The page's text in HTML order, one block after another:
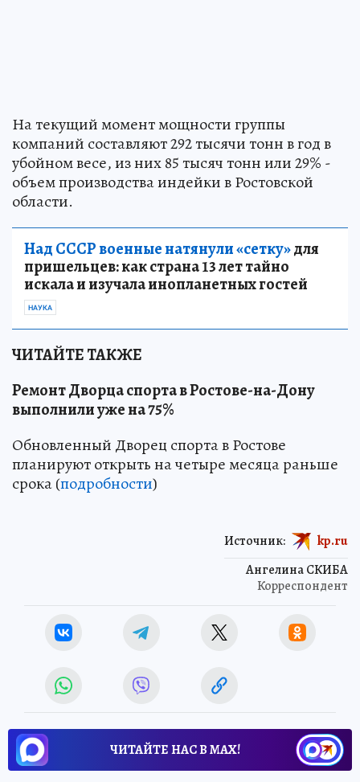
На текущий момент мощности группы
компаний составляют 292 тысячи тонн в год в
убойном весе, из них 85 тысяч тонн или 29% -
объем производства индейки в Ростовской
области.
Над СССР военные натянули «сетку»для
пришельцев: как страна 13 лет тайно
искала и изучала инопланетных гостей
НАУКА
ЧИТАЙТЕ ТАКЖЕ
Ремонт Дворца спорта в Ростове-на-Дону
выполнили уже на 75%
Обновленный Дворец спорта в Ростове
планируют открыть на четыре месяца раньше
срока (подробности)
Ангелина СКИБА
Корреспондент
Источник: kp.ru
ЧИТАЙТЕ НАС В МАХ!